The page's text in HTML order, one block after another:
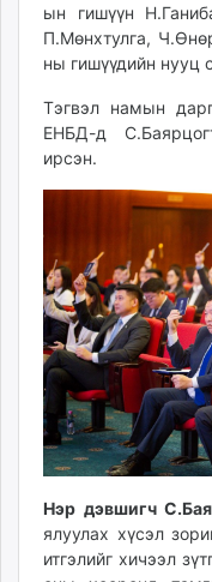
ын гишүүн
П.Мөнхтулга,
ны гишүүдийн нууц
Тэгвэл намын
ЕНБД-д
ирсэн.
Нэр дэвшигч
ялуулах хүсэл
итгэлийг хичээл